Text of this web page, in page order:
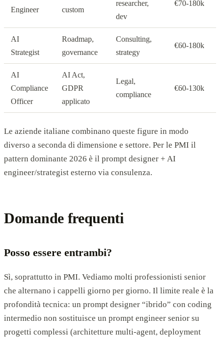
Engineer
custom
researcher,
dev
€70-180k
AI
Strategist
Roadmap,
governance
Consulting,
strategy
€60-180k
AI
Compliance
Officer
AI Act,
GDPR
applicato
Legal,
compliance
€60-130k
Le aziende italiane combinano queste figure in modo
diverso a seconda di dimensione e settore. Per le PMI il
pattern dominante 2026 è il prompt designer + AI
engineer/strategist esterno via consulenza.
Domande frequenti
Posso essere entrambi?
Sì, soprattutto in PMI. Vediamo molti professionisti senior
che alternano i cappelli giorno per giorno. Il limite reale è la
profondità tecnica: un prompt designer “ibrido” con coding
intermedio non sostituisce un prompt engineer senior su
progetti complessi (architetture multi-agent, deployment